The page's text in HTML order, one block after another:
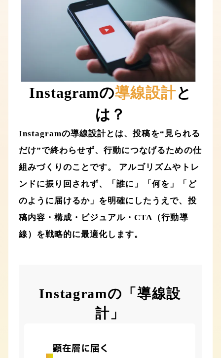
Instagramの導線設計と
は？
Instagramの導線設計とは、投稿を“見られる
だけ”で終わらせず、行動につなげるための仕
組みづくりのことです。 アルゴリズムやトレ
ンドに振り回されず、「誰に」「何を」「ど
のように届けるか」を明確にしたうえで、投
稿内容・構成・ビジュアル・CTA（行動導
線）を戦略的に最適化します。
Instagramの「導線設
計」
顕在層に届く